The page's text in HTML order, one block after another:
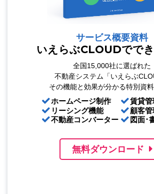
サービス概要資料
いえらぶCLOUDでで
全国15,000社に選ばれた
不動産システム「いえらぶ
その機能と効果が分かる特別資料
ホームページ制作
リーシング機能
不動産コンバーター
賃貸
顧客
図面･
無料ダウンロード